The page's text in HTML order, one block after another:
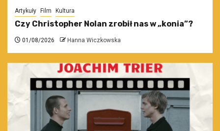
Artykuły Film Kultura
Czy Christopher Nolan zrobił nas w „konia”?
01/08/2026 Hanna Wiczkowska